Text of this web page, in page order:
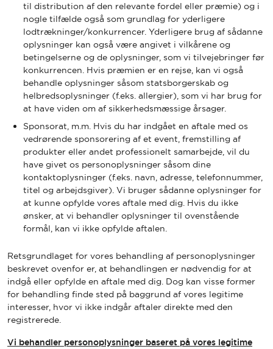
til distribution af den relevante fordel eller præmie) og i
nogle tilfælde også som grundlag for yderligere
lodtrækninger/konkurrencer. Yderligere brug af sådanne
oplysninger kan også være angivet i vilkårene og
betingelserne og de oplysninger, som vi tilvejebringer før
konkurrencen. Hvis præmien er en rejse, kan vi også
behandle oplysninger såsom statsborgerskab og
helbredsoplysninger (f.eks. allergier), som vi har brug for
at have viden om af sikkerhedsmæssige årsager.
Sponsorat, m.m. Hvis du har indgået en aftale med os
vedrørende sponsorering af et event, fremstilling af
produkter eller andet professionelt samarbejde, vil du
have givet os personoplysninger såsom dine
kontaktoplysninger (f.eks. navn, adresse, telefonnummer,
titel og arbejdsgiver). Vi bruger sådanne oplysninger for
at kunne opfylde vores aftale med dig. Hvis du ikke
ønsker, at vi behandler oplysninger til ovenstående
formål, kan vi ikke opfylde aftalen.
Retsgrundlaget for vores behandling af personoplysninger
beskrevet ovenfor er, at behandlingen er nødvendig for at
indgå eller opfylde en aftale med dig. Dog kan visse former
for behandling finde sted på baggrund af vores legitime
interesser, hvor vi ikke indgår aftaler direkte med den
registrerede.
Vi behandler personoplysninger baseret på vores legitime